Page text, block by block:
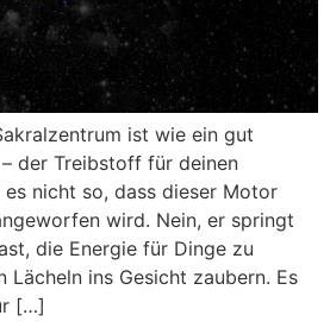
ist wie ein gut
der Treibstoff für deinen
nicht so, dass dieser Motor
wird. Nein, er springt
die Energie für Dinge zu
Lächeln ins Gesicht zaubern. Es
[…]